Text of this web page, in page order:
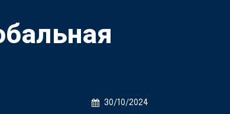
30/10/2024